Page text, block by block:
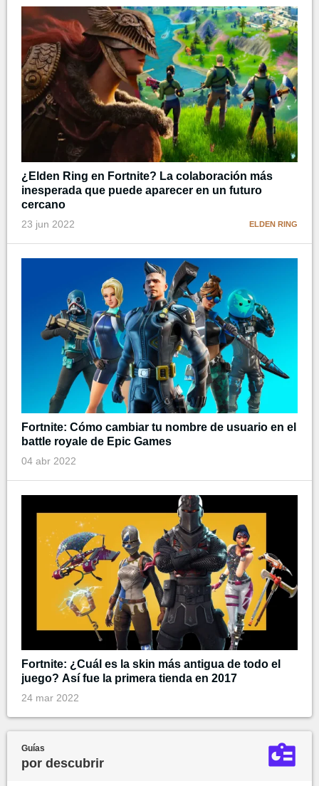
¿Elden Ring en Fortnite? La colaboración más
inesperada que puede aparecer en un futuro
cercano
23 jun 2022 ELDEN RING
Fortnite: Cómo cambiar tu nombre de usuario en el
battle royale de Epic Games
04 abr 2022
Fortnite: ¿Cuál es la skin más antigua de todo el
juego? Así fue la primera tienda en 2017
24 mar 2022
Guías
por descubrir